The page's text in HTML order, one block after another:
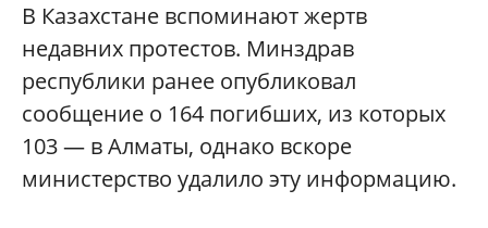
В Казахстане вспоминают жертв
недавних протестов. Минздрав
республики ранее опубликовал
сообщение о 164 погибших, из которых
103 — в Алматы, однако вскоре
министерство удалило эту информацию.